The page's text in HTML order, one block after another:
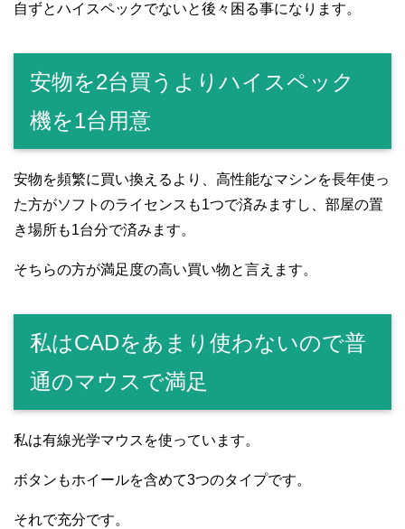
自ずとハイスペックでないと後々困る事になります。
安物を2台買うよりハイスペック
機を1台用意
安物を頻繁に買い換えるより、高性能なマシンを長年使っ
た方がソフトのライセンスも1つで済みますし、部屋の置
き場所も1台分で済みます。
そちらの方が満足度の高い買い物と言えます。
私はCADをあまり使わないので普
通のマウスで満足
私は有線光学マウスを使っています。
ボタンもホイールを含めて3つのタイプです。
それで充分です。